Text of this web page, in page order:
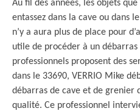
Au fil des années, les objets
entassez dans la cave ou dans
n’y a aura plus de place pour
utile de procéder à un débarras
professionnels proposent des
dans le 33690, VERRIO Mike
débarras de cave et de grenier
qualité. Ce professionnel